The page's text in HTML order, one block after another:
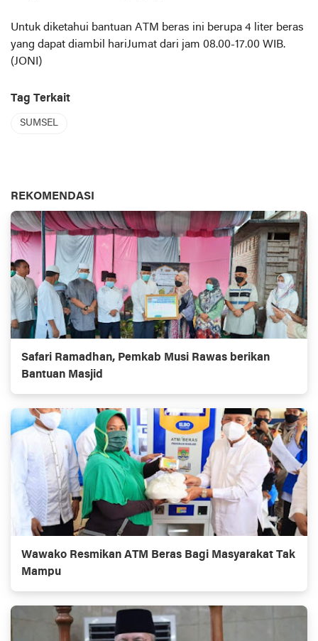
Untuk diketahui bantuan ATM beras ini berupa 4 liter beras
yang dapat diambil hariJumat dari jam 08.00-17.00 WIB.
(JONI)
Tag Terkait
SUMSEL
REKOMENDASI
Safari Ramadhan, Pemkab Musi Rawas berikan
Bantuan Masjid
Wawako Resmikan ATM Beras Bagi Masyarakat Tak
Mampu